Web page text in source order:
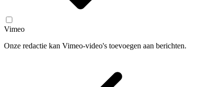
Vimeo
Onze redactie kan Vimeo-video's toevoegen aan berichten.